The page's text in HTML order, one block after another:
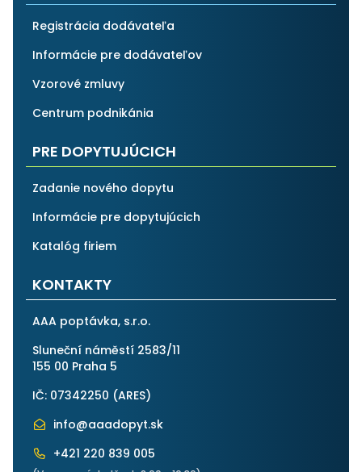
Registrácia dodávateľa
Informácie pre dodávateľov
Vzorové zmluvy
Centrum podnikánia
PRE DOPYTUJÚCICH
Zadanie nového dopytu
Informácie pre dopytujúcich
Katalóg firiem
KONTAKTY
AAA poptávka, s.r.o.
Sluneční náměstí 2583/11
155 00 Praha 5
IČ: 07342250 (ARES)
info@aaadopyt.sk
+421 220 839 005